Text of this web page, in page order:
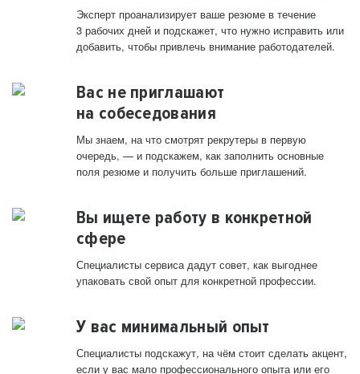
Эксперт проанализирует ваше резюме в течение
3 рабочих дней и подскажет, что нужно исправить или
добавить, чтобы привлечь внимание работодателей.
Вас не приглашают
на собеседования
Мы знаем, на что смотрят рекрутеры в первую
очередь, — и подскажем, как заполнить основные
поля резюме и получить больше приглашений.
Вы ищете работу в конкретной
сфере
Специалисты сервиса дадут совет, как выгоднее
упаковать свой опыт для конкретной профессии.
У вас минимальный опыт
Специалисты подскажут, на чём стоит сделать акцент,
если у вас мало профессионального опыта или его